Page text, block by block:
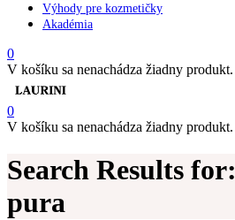
Výhody pre kozmetičky
Akadémia
0
V košíku sa nenachádza žiadny produkt.
0
V košíku sa nenachádza žiadny produkt.
Search Results
pura